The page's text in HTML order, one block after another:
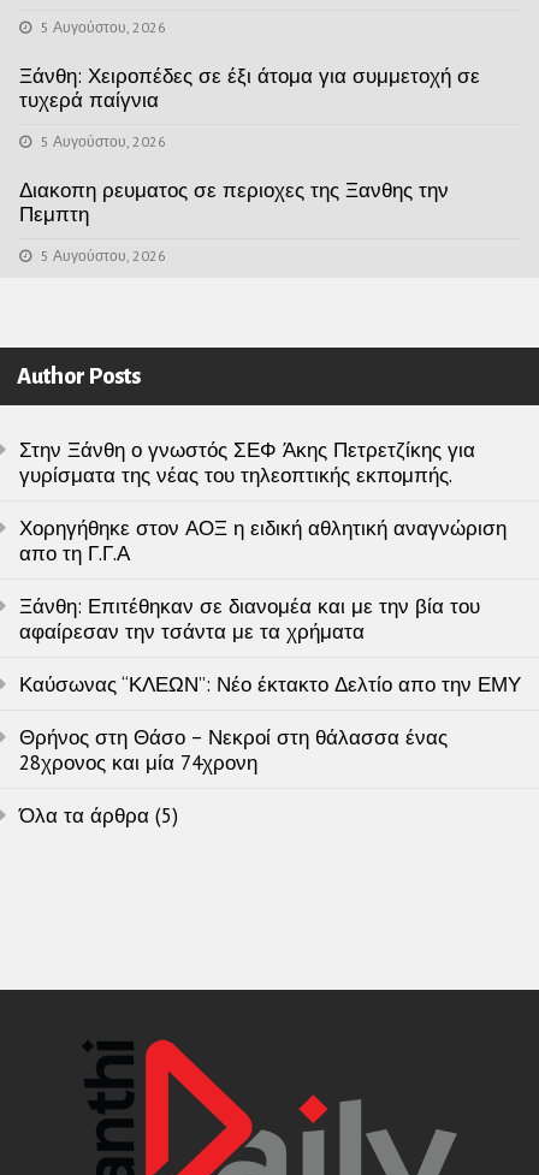
5 Αυγούστου, 2026
Ξάνθη: Χειροπέδες σε έξι άτομα για συμμετοχή σε
τυχερά παίγνια
5 Αυγούστου, 2026
Διακοπη ρευματος σε περιοχες της Ξανθης την
Πεμπτη
5 Αυγούστου, 2026
Author Posts
Στην Ξάνθη ο γνωστός ΣΕΦ Άκης Πετρετζίκης για
γυρίσματα της νέας του τηλεοπτικής εκπομπής.
Χορηγήθηκε στον ΑΟΞ η ειδική αθλητική αναγνώριση
απο τη Γ.Γ.Α
Ξάνθη: Επιτέθηκαν σε διανομέα και με την βία του
αφαίρεσαν την τσάντα με τα χρήματα
Καύσωνας “ΚΛΕΩΝ”: Νέο έκτακτο Δελτίο απο την ΕΜΥ
Θρήνος στη Θάσο – Νεκροί στη θάλασσα ένας
28χρονος και μία 74χρονη
Όλα τα άρθρα (5)